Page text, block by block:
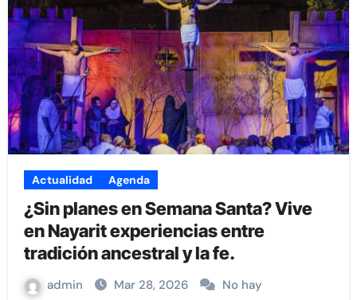
Actualidad Agenda
¿Sin planes en Semana Santa? Vive
en Nayarit experiencias entre
tradición ancestral y la fe.
admin Mar 28, 2026
No hay